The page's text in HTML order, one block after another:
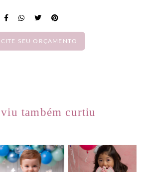
SEU ORÇAMENTO
também curtiu